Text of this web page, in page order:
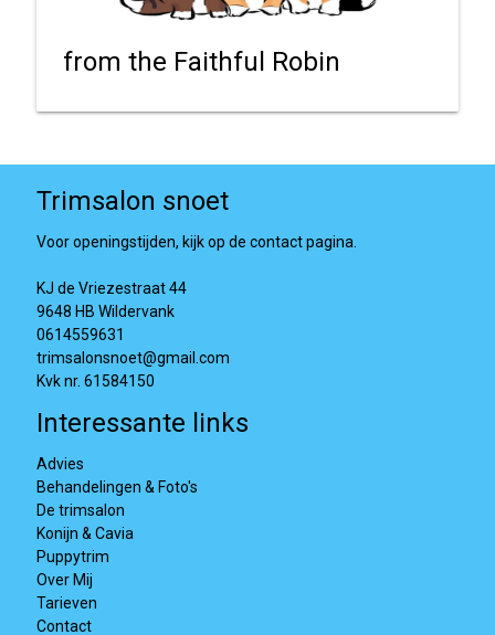
from the Faithful Robin
Trimsalon snoet
Voor openingstijden, kijk op de contact pagina.
KJ de Vriezestraat 44
9648 HB Wildervank
0614559631
trimsalonsnoet@gmail.com
Kvk nr. 61584150
Interessante links
Advies
Behandelingen & Foto's
De trimsalon
Konijn & Cavia
Puppytrim
Over Mij
Tarieven
Contact